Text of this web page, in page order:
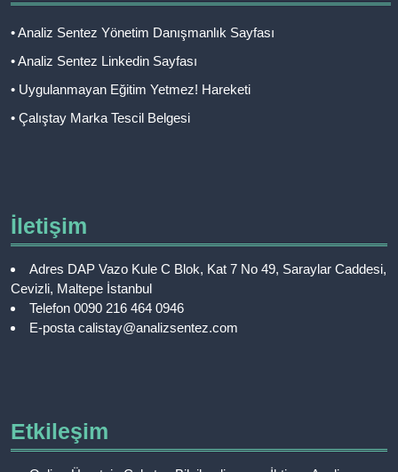
• Analiz Sentez Yönetim Danışmanlık Sayfası
• Analiz Sentez Linkedin Sayfası
• Uygulanmayan Eğitim Yetmez! Hareketi
• Çalıştay Marka Tescil Belgesi
İletişim
Adres DAP Vazo Kule C Blok, Kat 7 No 49, Saraylar Caddesi,
Cevizli, Maltepe İstanbul
Telefon 0090 216 464 0946
E-posta calistay@analizsentez.com
Etkileşim